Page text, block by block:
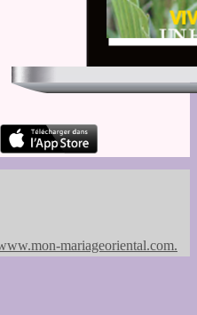
mariageoriental.com.